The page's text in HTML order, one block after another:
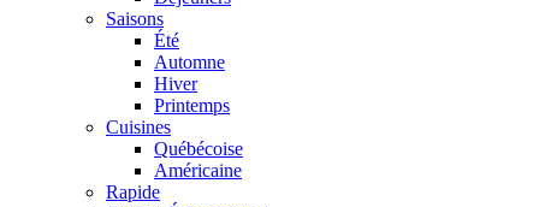
Saisons
Été
Automne
Hiver
Printemps
Cuisines
Québécoise
Américaine
Rapide